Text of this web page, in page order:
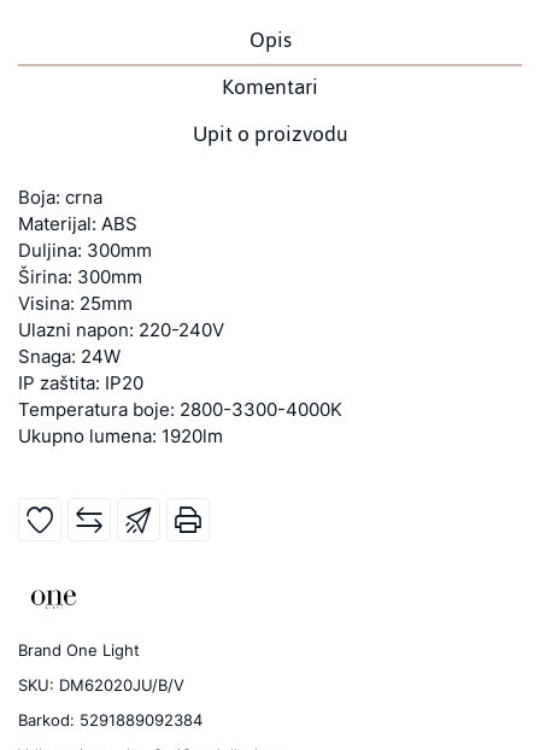
Opis
Komentari
Upit o proizvodu
Boja: crna
Materijal: ABS
Duljina: 300mm
Širina: 300mm
Visina: 25mm
Ulazni napon: 220-240V
Snaga: 24W
IP zaštita: IP20
Temperatura boje: 2800-3300-4000K
Ukupno lumena: 1920lm
Brand One Light
SKU: DM62020JU/B/V
Barkod: 5291889092384